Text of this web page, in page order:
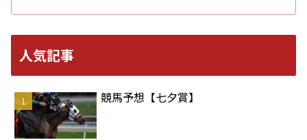
人気記事
競馬予想【七夕賞】